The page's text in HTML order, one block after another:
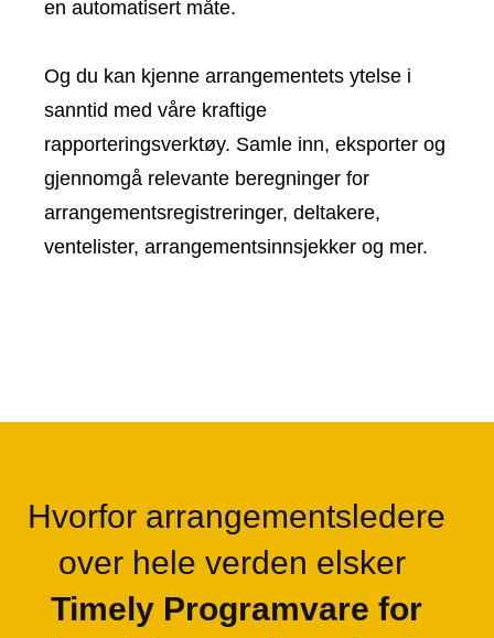
en automatisert måte.
Og du kan kjenne arrangementets ytelse i
sanntid med våre kraftige
rapporteringsverktøy. Samle inn, eksporter og
gjennomgå relevante beregninger for
arrangementsregistreringer, deltakere,
ventelister, arrangementsinnsjekker og mer.
Hvorfor arrangementsledere
over hele verden elsker
Timely Programvare for